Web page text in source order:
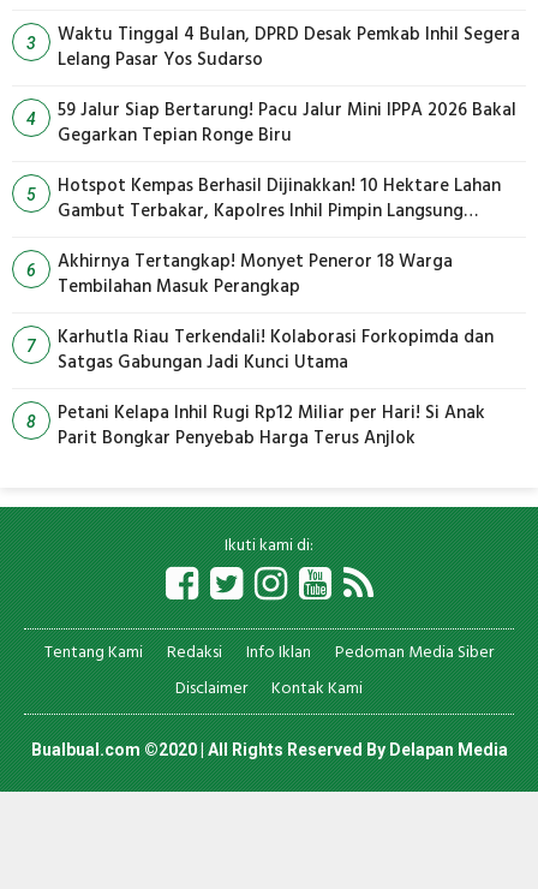
3
Waktu Tinggal 4 Bulan, DPRD Desak Pemkab Inhil Segera
Lelang Pasar Yos Sudarso
4
59 Jalur Siap Bertarung! Pacu Jalur Mini IPPA 2026 Bakal
Gegarkan Tepian Ronge Biru
5
Hotspot Kempas Berhasil Dijinakkan! 10 Hektare Lahan
Gambut Terbakar, Kapolres Inhil Pimpin Langsung
6
Akhirnya Tertangkap! Monyet Peneror 18 Warga
Tembilahan Masuk Perangkap
7
Karhutla Riau Terkendali! Kolaborasi Forkopimda dan
Satgas Gabungan Jadi Kunci Utama
8
Petani Kelapa Inhil Rugi Rp12 Miliar per Hari! Si Anak
Parit Bongkar Penyebab Harga Terus Anjlok
Ikuti kami di:
Tentang Kami Redaksi Info Iklan
Pedoman Media Siber
Disclaimer
Kontak Kami
Bualbual.com ©2020 | All Rights Reserved ByDelapan Media